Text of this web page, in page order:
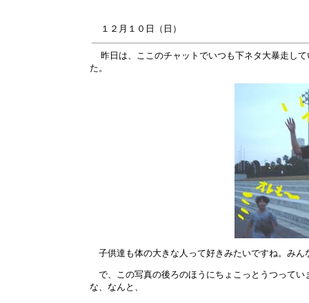
１２月 １０ 日（日）
昨日は、ここのチャットでいつも下ネタ大暴走し
た。
子供達も体の大きな人って好きみたいですね。みん
で、この写真の後ろのほうにちょこっとうつってい
な、なんと、